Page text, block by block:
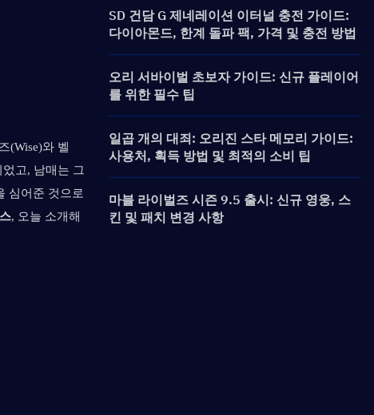
(Wise)와 벨
고, 남매는 그
심어준 것으로
, 오늘 소개해
SD 건담 G 제네레이션 이터널 충전 가이드:
다이아몬드, 한계 돌파 팩, 가격 및 충전 방법
오리 서바이벌 초보자 가이드: 신규 플레이어
를 위한 필수 팁
일곱 개의 대죄: 오리진 스타 메모리 가이드:
사용처, 획득 방법 및 최적의 소비 팁
마블 라이벌즈 시즌 9.5 출시: 신규 영웅, 스
킨 및 패치 변경 사항